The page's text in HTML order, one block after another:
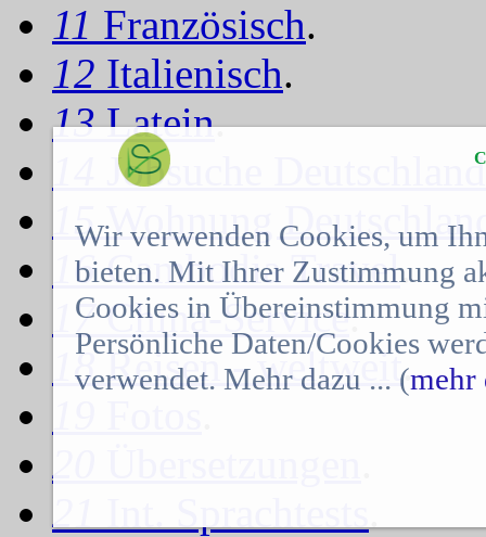
11 Französisch.
12 Italienisch.
13Latein.
Jobsuche Deutschland
15Wohnung
16Cambodia Travel.
17China-Service.
18Reisen - weltweit.
20
21
Wir verwenden Cookies, um
bieten. Mit Ihrer Zustimmung
Cookies in Übereinstimmung
Persönliche Daten/Cookies
verwendet. Mehr dazu ... (mehr